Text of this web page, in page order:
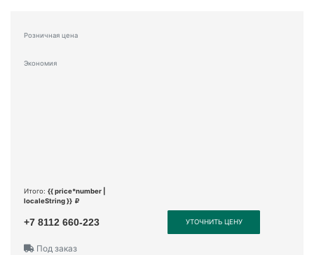
Розничная цена
Экономия
Итого: {{ price*number |
localeString }}
+7 8112 660-223 УТОЧНИТЬ ЦЕНУ
Под заказ